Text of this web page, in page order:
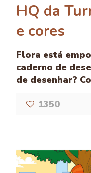
HQ da
e cores
Flora está
caderno de
de desenhar?
1350